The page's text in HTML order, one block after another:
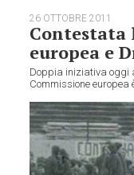
26 OTTOBRE 2011
Contestata
europea e
Doppia iniziativa oggi
Commissione